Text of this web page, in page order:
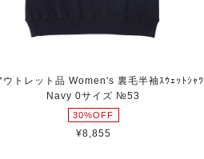
トレット品 Women's 裏毛半袖ｽｳｪｯﾄｼｬﾂ
Navy 0サイズ №53
30%OFF
¥8,855